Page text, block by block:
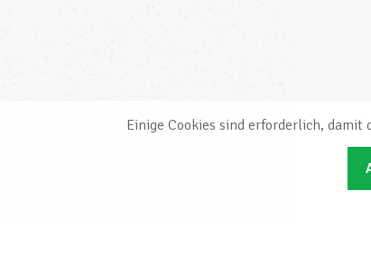
Einige Cookies sind erforderlich,